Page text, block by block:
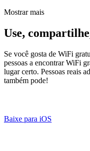
Mostrar mais
Use,
Se você gosta de WiFi
pessoas a encontrar WiFi
lugar certo. Pessoas reais
também pode!
Baixe para iOS